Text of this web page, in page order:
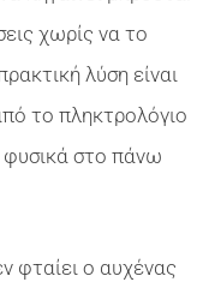
χωρίς να το
λύση είναι
το πληκτρολόγιο
φυσικά στο πάνω
φταίει ο αυχένας